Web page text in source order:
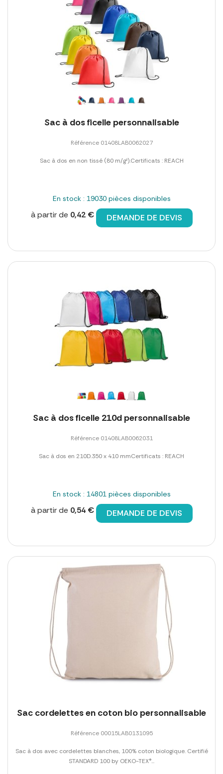
Sac à dos ficelle personnalisable
Référence 01408LAB0062027
Sac à dos en non tissé (80 m/g²).Certificats : REACH
En stock : 19030 pièces disponibles
à partir de 0,42 € DEMANDE DE DEVIS
Sac à dos ficelle 210d personnalisable
Référence 01408LAB0062031
Sac à dos en 210D.350 x 410 mmCertificats : REACH
En stock : 14801 pièces disponibles
à partir de 0,54 € DEMANDE DE DEVIS
Sac cordelettes en coton bio personnalisable
Référence 00015LAB0131095
Sac à dos avec cordelettes blanches, 100% coton biologique. Certifié
STANDARD 100 by OEKO-TEX®...